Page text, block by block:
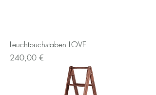
Leuchtbuchstaben LOVE
Preis
240,00 €